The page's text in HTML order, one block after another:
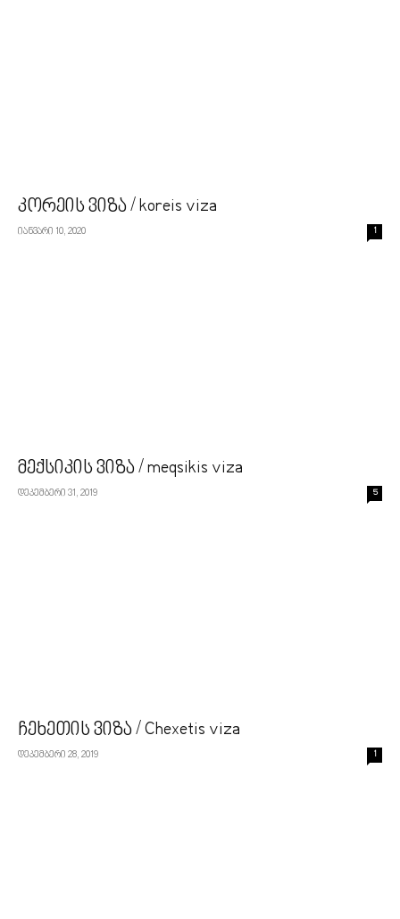
კორეის ვიზა / koreis viza
იანვარი 10, 2020 1
მექსიკის ვიზა / meqsikis viza
დეკემბერი 31, 2019 5
ჩეხეთის ვიზა / Chexetis viza
დეკემბერი 28, 2019 1